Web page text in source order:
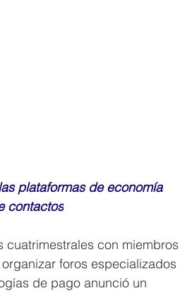
plataformas de economía
contactos
cuatrimestrales con miembros
foros especializados
de pago anunció un